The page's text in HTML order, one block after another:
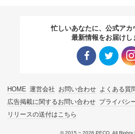
忙しいあなたに、公式アカ
最新情報をお届けし
HOME 運営会社 お問い合わせ よくある質
広告掲載に関するお問い合わせ プライバシ
リリースの送付はこちら
© 2015 ~ 2026 PECO. All Rights